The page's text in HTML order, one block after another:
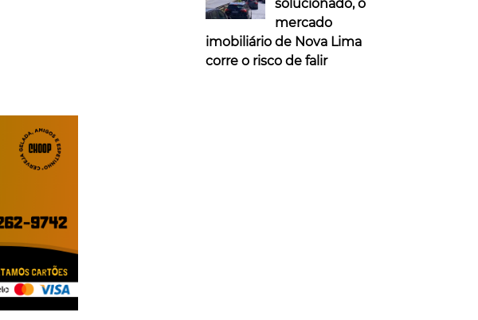
solucionado, o
mercado
imobiliário de Nova Lima
corre o risco de falir